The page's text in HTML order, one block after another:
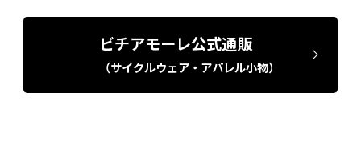
ビチアモーレ公式通販
（サイクルウェア・アパレル小物）